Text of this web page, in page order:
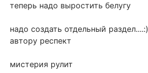
теперь надо выростить белугу
надо создать отдельный раздел....:)
автору респект
мистерия рулит